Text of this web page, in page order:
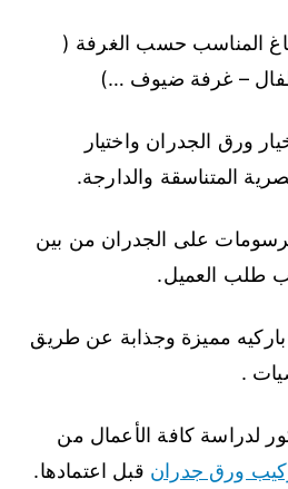
المناسب حسب الغرفة (
– غرفة ضيوف …)
ورق الجدران واختيار
المتناسقة والدارجة.
الرسومات على الجدران من بين
طلب العميل.
مميزة وجذابة عن طريق
.
لدراسة كافة الأعمال من
ورق جدران قبل اعتمادها.